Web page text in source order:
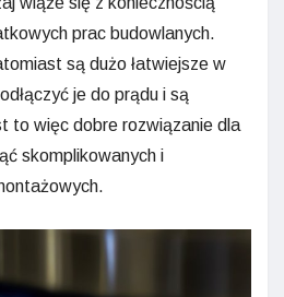
prac budowlanych.
są dużo łatwiejsze w
je do prądu i są
to więc dobre rozwiązanie dla
skomplikowanych i